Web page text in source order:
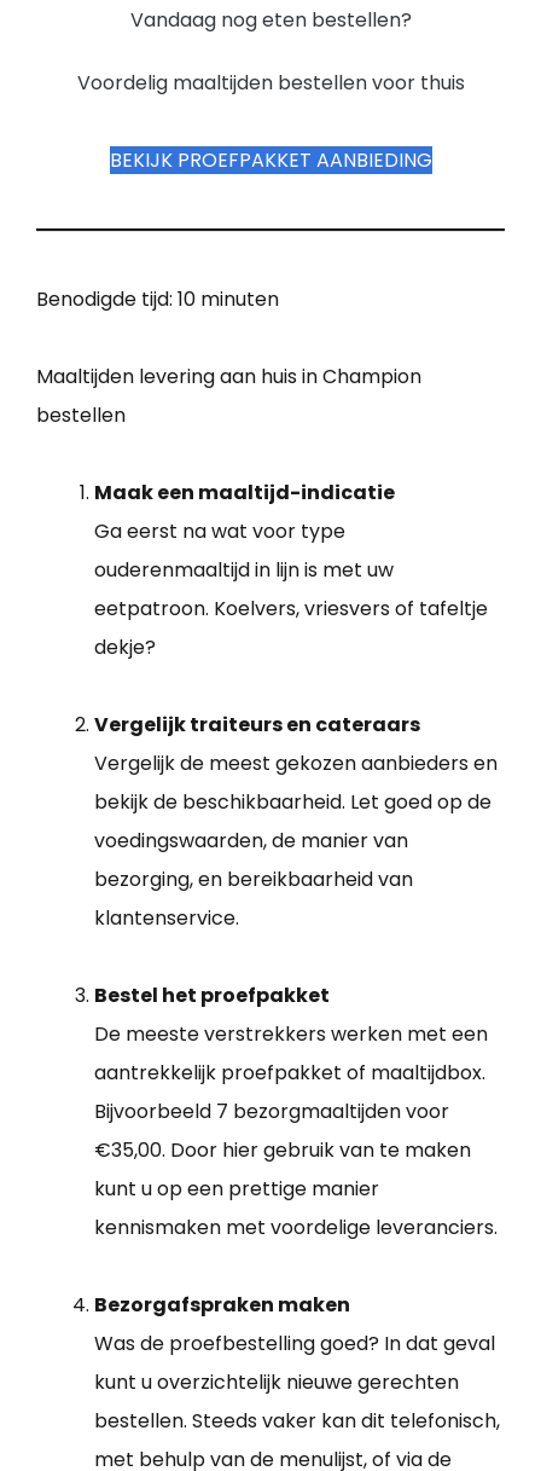
Vandaag nog eten bestellen?
Voordelig maaltijden bestellen voor thuis
BEKIJK PROEFPAKKET AANBIEDING
Benodigde tijd: 10 minuten
Maaltijden levering aan huis in Champion
bestellen
Maak een maaltijd-indicatie
Ga eerst na wat voor type
ouderenmaaltijd in lijn is met uw
eetpatroon. Koelvers, vriesvers of tafeltje
dekje?
Vergelijk traiteurs en cateraars
Vergelijk de meest gekozen aanbieders en
bekijk de beschikbaarheid. Let goed op de
voedingswaarden, de manier van
bezorging, en bereikbaarheid van
klantenservice.
Bestel het proefpakket
De meeste verstrekkers werken met een
aantrekkelijk proefpakket of maaltijdbox.
Bijvoorbeeld 7 bezorgmaaltijden voor
€35,00. Door hier gebruik van te maken
kunt u op een prettige manier
kennismaken met voordelige leveranciers.
Bezorgafspraken maken
Was de proefbestelling goed? In dat geval
kunt u overzichtelijk nieuwe gerechten
bestellen. Steeds vaker kan dit telefonisch,
met behulp van de menulijst, of via de